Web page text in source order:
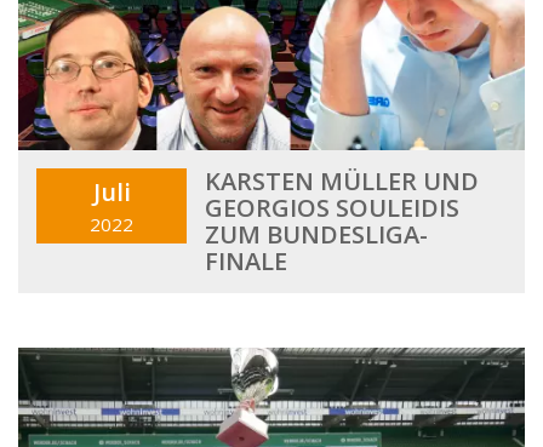
Juli
2022
KARSTEN MÜLLER UND
GEORGIOS SOULEIDIS
ZUM BUNDESLIGA-
FINALE